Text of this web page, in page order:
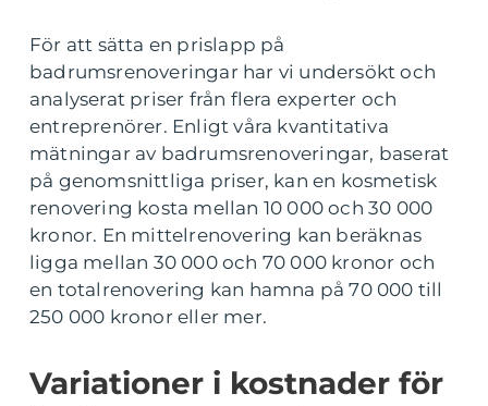
För att sätta en prislapp på
badrumsrenoveringar har vi undersökt och
analyserat priser från flera experter och
entreprenörer. Enligt våra kvantitativa
mätningar av badrumsrenoveringar, baserat
på genomsnittliga priser, kan en kosmetisk
renovering kosta mellan 10 000 och 30 000
kronor. En mittelrenovering kan beräknas
ligga mellan 30 000 och 70 000 kronor och
en totalrenovering kan hamna på 70 000 till
250 000 kronor eller mer.
Variationer i kostnader för